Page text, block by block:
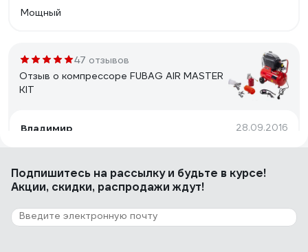
Мощный
47 отзывов
Отзыв о компрессоре FUBAG AIR MASTER
KIT
Владимир 28.09.2016
цена качество
216 отзывов
Отзыв о безмасляном компрессоре Pegas
pneumatic PG-602
Подпишитесь на рассылкуи будьте в курсе!
Акции, скидки, распродажи ждут!